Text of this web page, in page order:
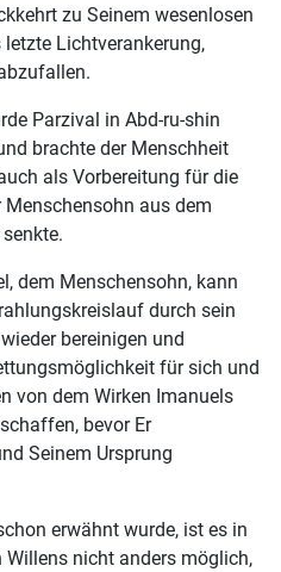
zu Seinem wesenlosen
letzte Lichtverankerung,
Parzival in Abd-ru-shin
brachte der Menschheit
als Vorbereitung für die
aus dem
dem Menschensohn, kann
durch sein
bereinigen und
für sich und
von dem Wirken Imanuels
bevor Er
Seinem Ursprung
erwähnt wurde, ist es in
Willens nicht anders möglich,